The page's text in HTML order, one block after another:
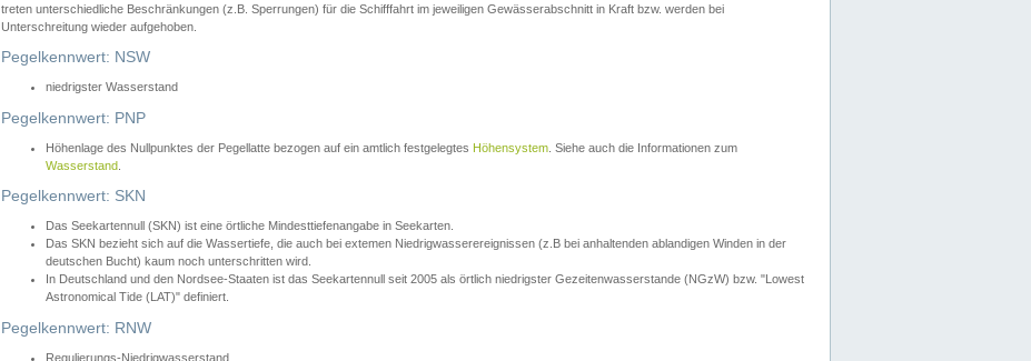
treten unterschiedliche Beschränkungen (z.B. Sperrungen) für die Schifffahrt im jeweiligen Gewässerabschnitt in Kraft bzw. werden bei
Unterschreitung wieder aufgehoben.
Pegelkennwert: NSW
niedrigster Wasserstand
Pegelkennwert: PNP
Höhenlage des Nullpunktes der Pegellatte bezogen auf ein amtlich festgelegtes Höhensystem . Siehe auch die Informationen zum
Wasserstand
Pegelkennwert: SKN
Das Seekartennull (SKN) ist eine örtliche Mindesttiefenangabe in Seekarten.
Das SKN bezieht sich auf die Wassertiefe, die auch bei extemen Niedrigwasserereignissen (z.B bei anhaltenden ablandigen Winden in der
deutschen Bucht) kaum noch unterschritten wird.
In Deutschland und den Nordsee-Staaten ist das Seekartennull seit 2005 als örtlich niedrigster Gezeitenwasserstande (NGzW) bzw. "Lowest
Astronomical Tide (LAT)" definiert.
Pegelkennwert: RNW
Regulierungs-Niedrigwasserstand